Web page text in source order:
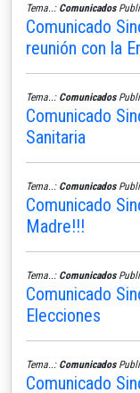
Tema..: Comunicados
Comunicado
reunión con la
Tema..: Comunicados
Comunicado
Sanitaria
Tema..: Comunicados
Comunicado
Madre!!!
Tema..: Comunicados
Comunicado
Elecciones
Tema..: Comunicados
Comunicado